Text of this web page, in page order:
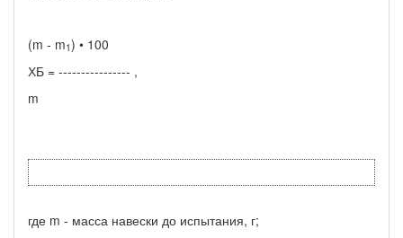
(m - m1) • 100
ХБ = ---------------- ,
m
где m - масса навески до испытания, г;